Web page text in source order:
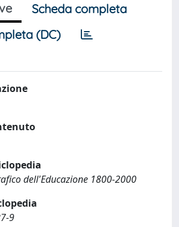
Scheda completa
(DC)
dell'Educazione 1800-2000
9